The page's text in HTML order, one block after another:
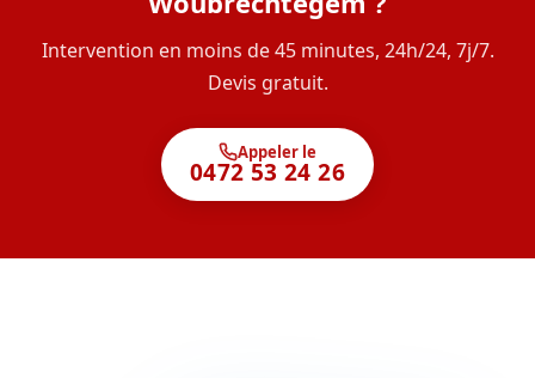
Intervention en moins de 45 minutes, 24h/24, 7j/7.
Devis gratuit.
Appeler le
0472 53 24 26